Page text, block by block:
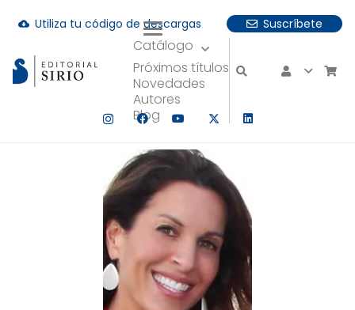
cloud_download Utiliza tu código de descargas Suscríbete
Catálogo
Próximos títulos
Novedades
Autores
Blog
hay resultados autocompletados, puedes utilizar las